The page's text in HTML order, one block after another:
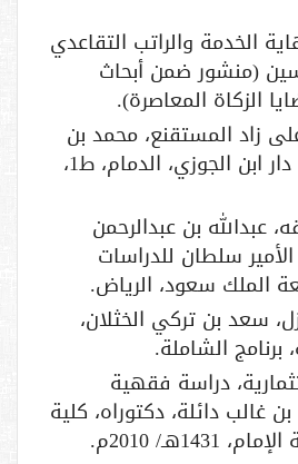
الخدمة والراتب التقاعدي
(منشور ضمن أبحاث
الزكاة المعاصرة).
زاد المستقنع، محمد بن
صالح العثيمين، دار ابن الجوزي، الدمام، ط1،
عبدالله بن عبدالرحمن
سلطان للدراسات
الملك سعود، الرياض.
سعد بن تركي الخثلان،
برنامج الشاملة.
دراسة فقهية
غالب دائلة، دكتوراه، كلية
2010م.